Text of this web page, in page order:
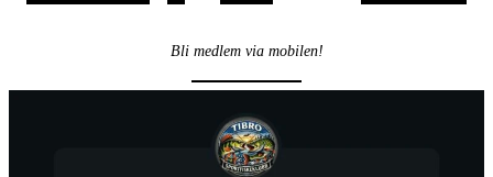
Bli medlem via mobilen!